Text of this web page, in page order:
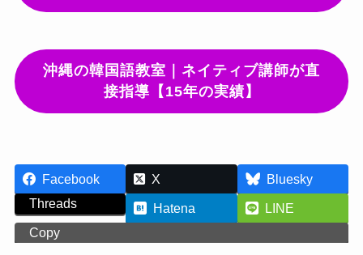
沖縄の韓国語教室｜ネイティブ講師が直
接指導【15年の実績】
Facebook X
Bluesky
Threads
Hatena
LINE
Copy